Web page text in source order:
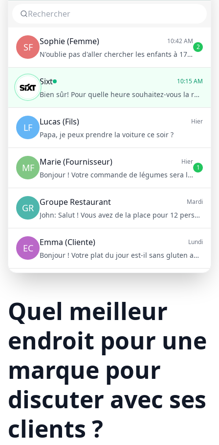
Quel meilleur
endroit pour une
marque pour
discuter avec ses
clients ?
SF Sophie (Femme) 10:42 AM
N'oublie pas d'aller chercher les enfants à 17h !
2
Sixt 10:15 AM
Bien sûr! Pour quelle heure souhaitez-vous la réservation?
LF Lucas (Fils) Hier
Papa, je peux prendre la voiture ce soir ?
MF Marie (Fournisseur) Hier
Bonjour ! Votre commande de légumes sera livrée demain matin à 8h
1
GR Groupe Restaurant Mardi
John: Salut ! Vous avez de la place pour 12 personnes samedi soir ?
EC Emma (Cliente) Lundi
Bonjour ! Votre plat du jour est-il sans gluten aujourd'hui ?